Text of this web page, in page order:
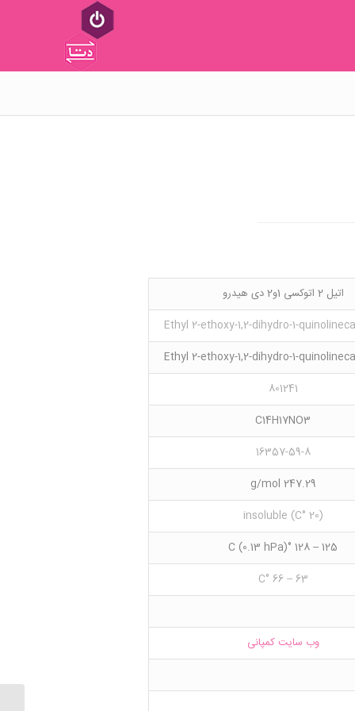
اتیل 2 اتوکسی 1و2 دی هیدرو
Ethyl 2-ethoxy-1,2-dihydro-1-
Ethyl 2-ethoxy-1,2-dihydro-1-
801241
C14H17NO3
16357-59-8
247.29 g/mol
(20 °C) insoluble
125 – 128 °C (0.13 hPa)
63 – 66 °C
وب سایت کمپانی